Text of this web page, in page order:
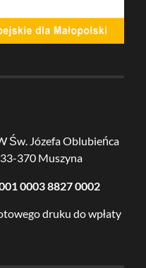
Św. Józefa Oblubieńca
33-370 Muszyna
0003 8827 0002
druku do wpłaty